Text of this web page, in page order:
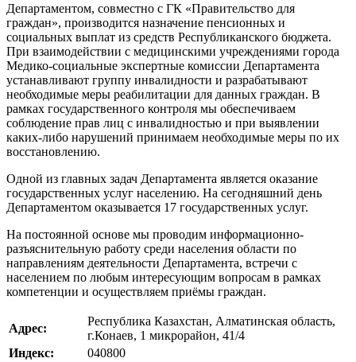
Департаментом, совместно с ГК «Правительство для
граждан», производится назначение пенсионных и
социальных выплат из средств Республиканского бюджета.
При взаимодействии с медицинскими учреждениями города
Медико-социальные экспертные комиссии Департамента
устанавливают группу инвалидности и разрабатывают
необходимые меры реабилитации для данных граждан. В
рамках государственного контроля мы обеспечиваем
соблюдение прав лиц с инвалидностью и при выявлении
каких-либо нарушений принимаем необходимые меры по их
восстановлению.
Одной из главных задач Департамента является оказание
государственных услуг населению. На сегодняшний день
Департаментом оказывается 17 государственных услуг.
На постоянной основе мы проводим информационно-
разъяснительную работу среди населения области по
направлениям деятельности Департамента, встречи с
населением по любым интересующим вопросам в рамках
компетенции и осуществляем приёмы граждан.
Адрес:
Республика Казахстан, Алматинская область,
г.Конаев, 1 микрорайон, 41/4
Индекс:
040800